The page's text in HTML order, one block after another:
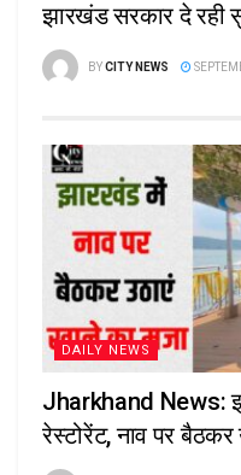
झारखंड सरकार दे रही
BYCITY NEWS
DAILY NEWS
Jharkhand News:
रेस्टोरेंट, नाव पर